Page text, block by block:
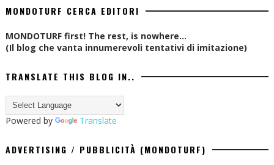
MONDOTURF CERCA EDITORI
MONDOTURF first! The rest, is nowhere...
(Il blog che vanta innumerevoli tentativi di imitazione)
TRANSLATE THIS BLOG IN..
Powered by Translate
ADVERTISING / PUBBLICITÀ (MONDOTURF)